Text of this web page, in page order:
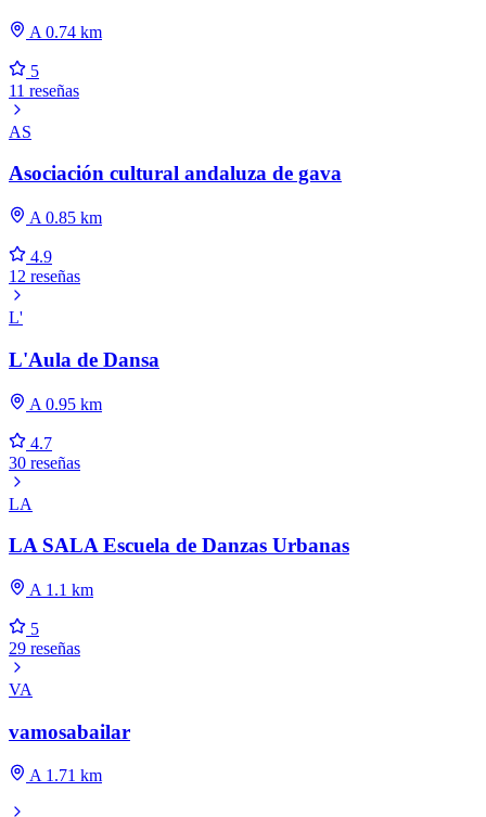
A 0.74 km
5
11 reseñas
AS
Asociación cultural andaluza de gava
A 0.85 km
4.9
12 reseñas
L'
L'Aula de Dansa
A 0.95 km
4.7
30 reseñas
LA
LA SALA Escuela de Danzas Urbanas
A 1.1 km
5
29 reseñas
VA
vamosabailar
A 1.71 km